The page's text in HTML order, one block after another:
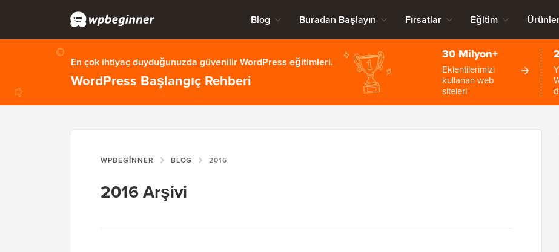
Blog Buradan Başlayın Fırsatlar Eğitim
En çok ihtiyaç duyduğunuzda güvenilir WordPress eğitimleri.
WordPress Başlangıç Rehberi
30 Milyon+
Eklentilerimizi
kullanan web
siteleri
WPBEGINNER BLOG 2016
2016 Arşivi